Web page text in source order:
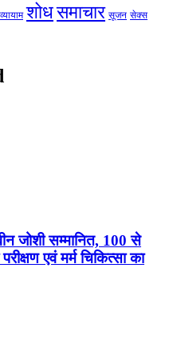
व्यायाम शोधसमाचार सूजन सेक्स
जोशी सम्मानित, 100 से
एवं मर्म चिकित्सा का